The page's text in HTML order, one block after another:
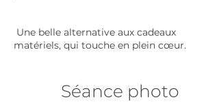
Une belle alternative aux cadeaux
matériels, qui touche en plein cœur.
Séance photo